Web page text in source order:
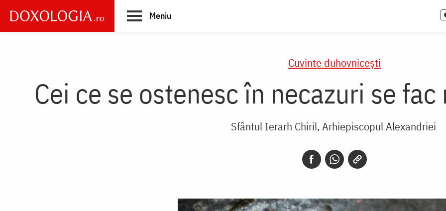
main
Meniu
Cuvinte duhovnicești
Cei ce se ostenesc în necazuri se
Sfântul Ierarh Chiril, Arhiepiscopul Alexandriei